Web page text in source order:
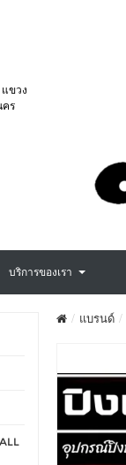
ขวง
คร
บริการของเรา
แบรนด์